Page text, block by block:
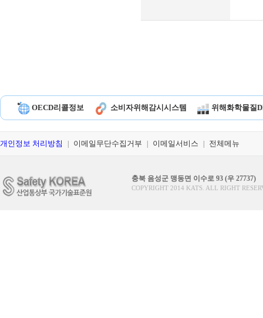
OECD리콜정보 소비자위해감시시스템 위해화학물질
개인정보 처리방침 이메일무단수집거부 이메일서비스 전체메뉴
충북 음성군 맹동면 이수로 93 (우 27737)
COPYRIGHT 2014 KATS. ALL RIGHT